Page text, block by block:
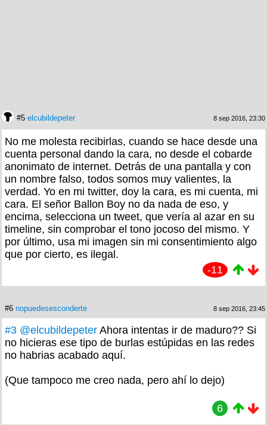
#5 elcubildepeter 8 sep 2016, 23:30
No me molesta recibirlas, cuando se hace desde una
cuenta personal dando la cara, no desde el cobarde
anonimato de internet. Detrás de una pantalla y con
un nombre falso, todos somos muy valientes, la
verdad. Yo en mi twitter, doy la cara, es mi cuenta, mi
cara. El señor Ballon Boy no da nada de eso, y
encima, selecciona un tweet, que vería al azar en su
timeline, sin comprobar el tono jocoso del mismo. Y
por último, usa mi imagen sin mi consentimiento algo
que por cierto, es ilegal.
-11
#6 nopuedesesconderte 8 sep 2016, 23:45
#3 @elcubildepeter Ahora intentas ir de maduro?? Si
no hicieras ese tipo de burlas estúpidas en las redes
no habrias acabado aquí.
(Que tampoco me creo nada, pero ahí lo dejo)
6